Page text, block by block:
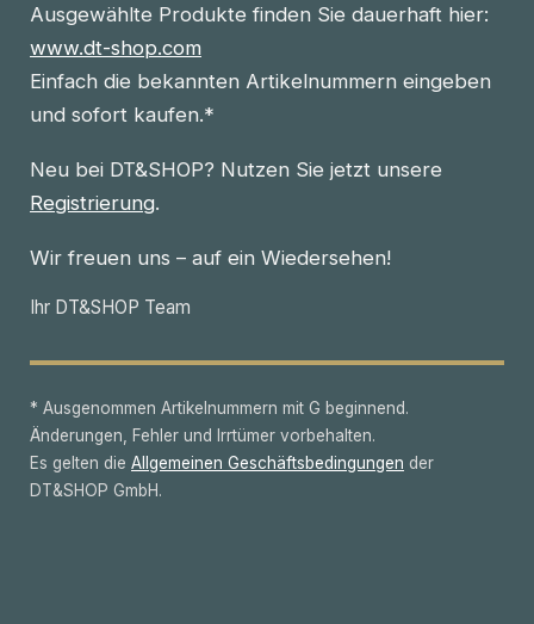
Ausgewählte Produkte finden Sie dauerhaft hier:
www.dt-shop.com
Einfach die bekannten Artikelnummern eingeben
und sofort kaufen.*
Neu bei DT&SHOP? Nutzen Sie jetzt unsere
Registrierung.
Wir freuen uns – auf ein Wiedersehen!
Ihr DT&SHOP Team
* Ausgenommen Artikelnummern mit G beginnend.
Änderungen, Fehler und Irrtümer vorbehalten.
Es gelten die Allgemeinen Geschäftsbedingungen der
DT&SHOP GmbH.